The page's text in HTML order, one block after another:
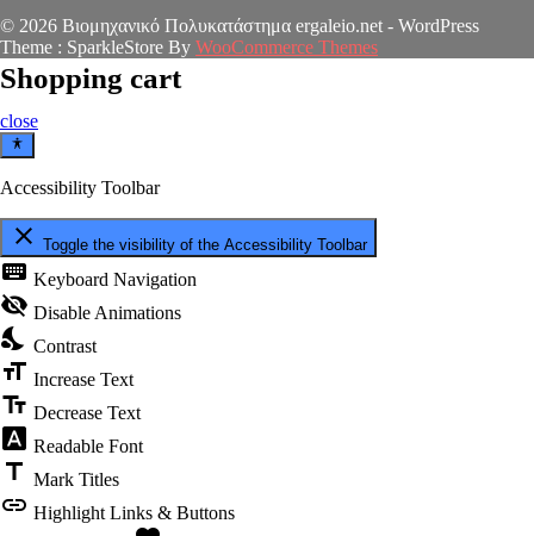
© 2026 Βιομηχανικό Πολυκατάστημα ergaleio.net - WordPress
Theme : SparkleStore By WooCommerce Themes
Shopping cart
close
Accessibility Toolbar
close Toggle the visibility of the Accessibility Toolbar
keyboard Keyboard Navigation
visibility_off Disable Animations
nights_stay Contrast
format_size Increase Text
text_fields Decrease Text
font_download Readable Font
title Mark Titles
link Highlight Links & Buttons